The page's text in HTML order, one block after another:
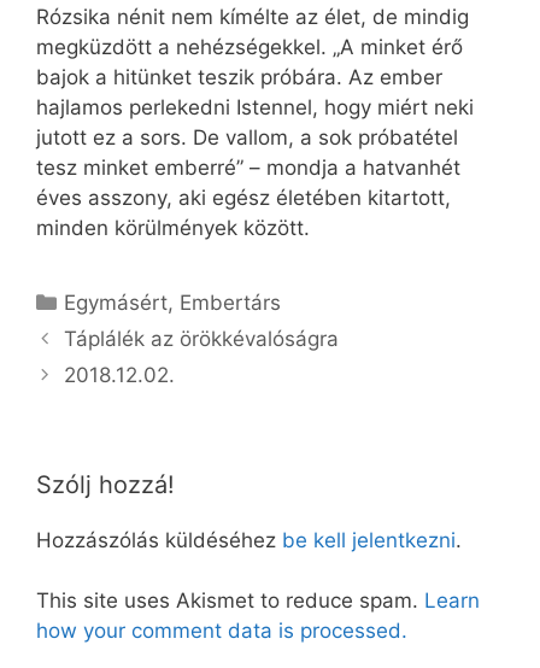
Rózsika nénit nem kímélte az élet, de mindig
megküzdött a nehézségekkel. „A minket érő
bajok a hitünket teszik próbára. Az ember
hajlamos perlekedni Istennel, hogy miért neki
jutott ez a sors. De vallom, a sok próbatétel
tesz minket emberré” – mondja a hatvanhét
éves asszony, aki egész életében kitartott,
minden körülmények között.
Kategória
Egymásért, Embertárs
Táplálék az örökkévalóságra
2018.12.02.
Szólj hozzá!
Hozzászólás küldéséhez be kell jelentkezni.
This site uses Akismet to reduce spam. Learn
how your comment data is processed.